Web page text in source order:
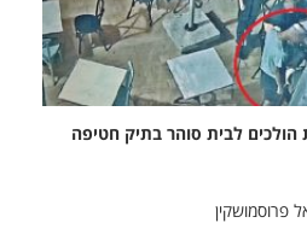
הולכים לבית סוהר בתיק חטיפה
פרוסמושקין